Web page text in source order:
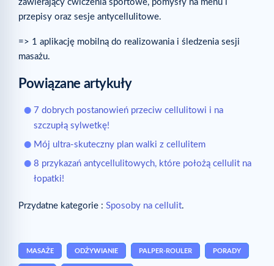
zawierający ćwiczenia sportowe, pomysły na menu i
przepisy oraz sesje antycellulitowe.
=> 1 aplikację mobilną do realizowania i śledzenia sesji
masażu.
Powiązane artykuły
7 dobrych postanowień przeciw cellulitowi i na
szczupłą sylwetkę!
Mój ultra-skuteczny plan walki z cellulitem
8 przykazań antycellulitowych, które położą cellulit na
łopatki!
Przydatne kategorie : Sposoby na cellulit.
MASAŻE ODŻYWIANIE PALPER-ROULER PORADY